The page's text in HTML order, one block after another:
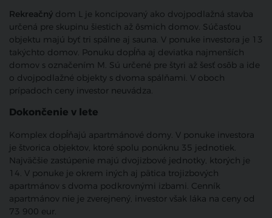
Rekreačný dom L je koncipovaný ako dvojpodlažná stavba
určená pre skupinu šiestich až ôsmich domov. Súčasťou
objektu majú byť tri spálne aj sauna. V ponuke investora je 13
takýchto domov. Ponuku dopĺňa aj deviatka najmenších
domov s označením M. Sú určené pre štyri až šesť osôb a ide
o dvojpodlažné objekty s dvoma spálňami. V oboch
prípadoch ceny investor neuvádza.
Dokončenie v lete
Komplex dopĺňajú apartmánové domy. V ponuke investora
je štvorica objektov, ktoré spolu ponúknu 35 jednotiek.
Najväčšie zastúpenie majú dvojizbové jednotky, ktorých je
14. V ponuke je okrem iných aj pätica trojizbových
apartmánov s dvoma podkrovnými izbami. Cenník
apartmánov nie je zverejnený, investor však láka na ceny od
73 900 eur.